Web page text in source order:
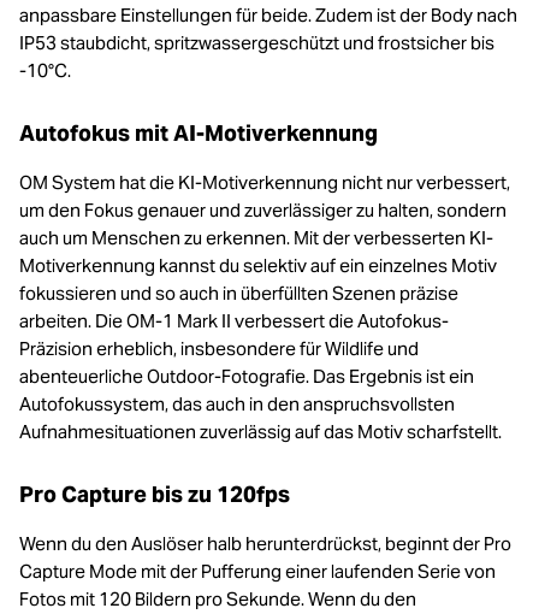
anpassbare Einstellungen für beide. Zudem ist der Body nach
IP53 staubdicht, spritzwassergeschützt und frostsicher bis
-10°C.
Autofokus mit AI-Motiverkennung
OM System hat die KI-Motiverkennung nicht nur verbessert,
um den Fokus genauer und zuverlässiger zu halten, sondern
auch um Menschen zu erkennen. Mit der verbesserten KI-
Motiverkennung kannst du selektiv auf ein einzelnes Motiv
fokussieren und so auch in überfüllten Szenen präzise
arbeiten. Die OM‑1 Mark II verbessert die Autofokus-
Präzision erheblich, insbesondere für Wildlife und
abenteuerliche Outdoor-Fotografie. Das Ergebnis ist ein
Autofokussystem, das auch in den anspruchsvollsten
Aufnahmesituationen zuverlässig auf das Motiv scharfstellt.
Pro Capture bis zu 120fps
Wenn du den Auslöser halb herunterdrückst, beginnt der Pro
Capture Mode mit der Pufferung einer laufenden Serie von
Fotos mit 120 Bildern pro Sekunde. Wenn du den